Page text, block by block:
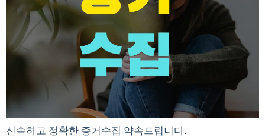
신속하고 정확한 증거수집 약속드립니다.